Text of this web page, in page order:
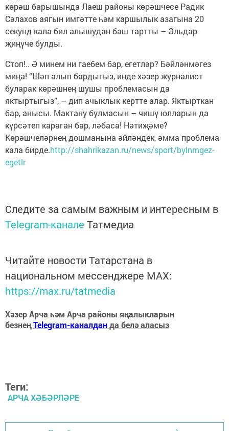
көрәш барышында Лаеш районы көрәшчесе Радик
Сәлахов аягын имгәтте һәм каршылык азагына 20
секунд кала бил алышудан баш тартты – Эльдар
җиңүче булды.
Стоп!.. Ә минем ни гаебем бар, егетләр? Бәйләнмәгез
миңа! “Шәп алып бардыгыз, инде хәзер журналист
буларак көрәшнең шушы проблемасын да
яктыртыгыз”, – дип ачыклык кертте алар. Яктырткан
бар, анысы. Мактану булмасын – чишү юлларын да
күрсәтеп караган бар, ләбаса! Нәтиҗәме?
Көрәшчеләрнең дошманына әйләндек, әмма проблема
кала бирде.http://shahrikazan.ru/news/sport/bylnmgez-
egetlr
Следите за самым важным и интересным в
Telegram-канале Татмедиа
Читайте новости Татарстана в
национальном мессенджере MАХ:
https://max.ru/tatmedia
Хәзер Арча һәм Арча районы яңалыкларын
безнеңTelegram-каналданда белә аласыз
Теги:
АРЧА ХӘБӘРЛӘРЕ